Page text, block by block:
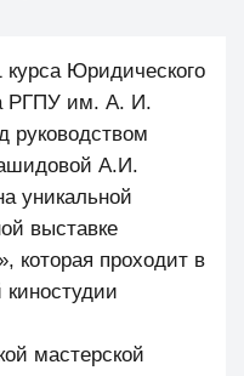
курса Юридического
РГПУ им. А. И.
руководством
А.И.
уникальной
выставке
которая проходит в
мастерской